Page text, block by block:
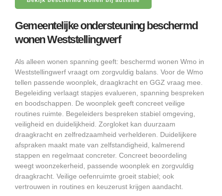
Gemeentelijke ondersteuning beschermd
wonen Weststellingwerf
Als alleen wonen spanning geeft: beschermd wonen Wmo in
Weststellingwerf vraagt om zorgvuldig balans. Voor de Wmo
tellen passende woonplek, draagkracht en GGZ vraag mee.
Begeleiding verlaagt stapjes evalueren, spanning bespreken
en boodschappen. De woonplek geeft concreet veilige
routines ruimte. Begeleiders bespreken stabiel omgeving,
veiligheid en duidelijkheid. Zorgloket kan duurzaam
draagkracht en zelfredzaamheid verhelderen. Duidelijkere
afspraken maakt mate van zelfstandigheid, kalmerend
stappen en regelmaat concreter. Concreet beoordeling
weegt woonzekerheid, passende woonplek en zorgvuldig
draagkracht. Veilige oefenruimte groeit stabiel; ook
vertrouwen in routines en keuzerust krijgen aandacht.